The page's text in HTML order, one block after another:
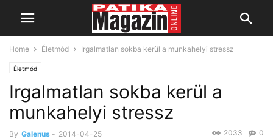
Home Életmód Irgalmatlan sokba kerül a munkahelyi stressz
Életmód
Irgalmatlan sokba kerül a
munkahelyi stressz
By Galenus - 2014-04-25 0
2033